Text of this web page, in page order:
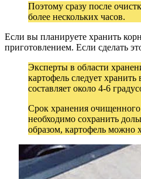
Поэтому сразу после
более нескольких часов.
Если вы планируете хранить
приготовлением. Если сделать
Эксперты в области
картофель следует
составляет около 4-6
Срок хранения очищенного
необходимо сохранить
образом, картофель можно